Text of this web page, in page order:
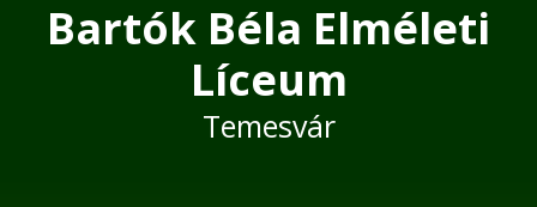
Bartók Béla Elméleti
Líceum
Temesvár
Post
navigation